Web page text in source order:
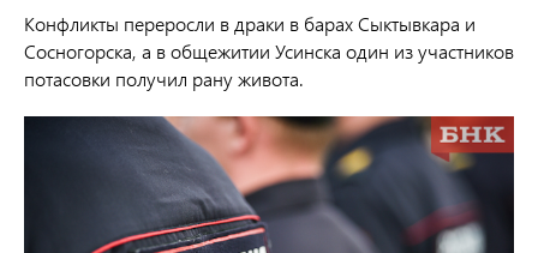
Конфликты переросли в драки в барах Сыктывкара и
Сосногорска, а в общежитии Усинска один из участников
потасовки получил рану живота.